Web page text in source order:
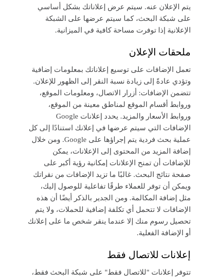
يتم الإعلان عنه. سيتم عرض إعلاناتك بشكل أساسي
على شبكة البحث، كما سيتم عرضها على الشبكة
الإعلانية إذا توفرت مساحة كافية في الميزانية.
ملحقات الإعلان
تعمل الإضافات على توسيع إعلاناتك بمعلومات إضافية
وتؤدي عادةً إلى زيادة نسبة النقر إلى الظهور للإعلان.
تتضمن الإضافات: أزرار الاتصال، ومعلومات الموقع،
وروابط أقسام الموقع لمناطق معينة من الموقع،
وروابط الأسعار والمزيد. يحدد إعلانات Google
الإضافات التي سيتم عرضها في إعلانك استنادًا إلى كل
عملية بحث فردية يتم إجراؤها على Google. ومن خلال
إضافة المزيد من المحتوى إلى الإعلانات، يمكن
للإضافات أن تمنح الإعلانات إمكانية رؤية أكبر على
صفحة نتائج البحث. غالبًا ما تزيد الإضافات من نقراتك
ويمكن أن توفر للعملاء طرقًا تفاعلية للوصول إليك،
مثل إضافة المكالمة. ومن الجدير بالذكر أيضًا أن هذه
الإضافات لا تتحمل أي تكلفة إضافية للحملات، ولا يتم
تحصيل رسوم منك إلا عندما ينقر شخص ما على إعلانك
أو الإضافة الفعلية.
إعلانات للاتصال فقط
تتوفر إعلانات "للاتصال فقط" على شبكة البحث فقط،